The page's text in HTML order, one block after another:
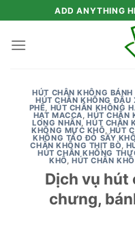
to
content
ADD ANYTHING
HÚT CHÂN KHÔNG BÁNH
HÚT CHÂN KHÔNG ĐẬU
PHÊ, HÚT CHÂN KHÔNG
HẠT MACCA, HÚT CHÂN
LONG NHÃN,HÚT CHÂN
KHÔNG MỰC KHÔ, HÚT
KHÔNG TÁO ĐỎ SẤY KHÔ
CHÂN KHÔNG THỊT BÒ,
HÚT CHÂN KHÔNG
KHÔ, HÚT CHÂN
Dịch vụ hút
chưng,